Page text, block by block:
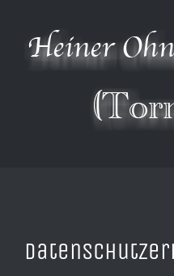
springen